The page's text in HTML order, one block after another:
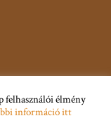
felhasználói élmény
információ itt